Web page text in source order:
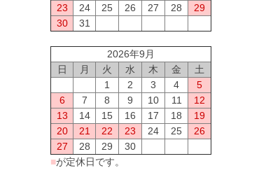
23
24 25 26 27 28
29
30
31
2026年9月
日
月 火 水 木 金
土
1
2 3 4
5
6
7 8 9 10 11
12
13
14 15 16 17 18
19
20
21 22 23 24 25
26
27
28 29
30
■が定休日です。